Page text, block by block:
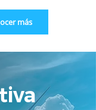
más